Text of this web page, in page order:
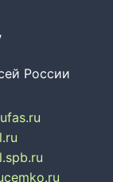
России
fas.ru
cemko.ru